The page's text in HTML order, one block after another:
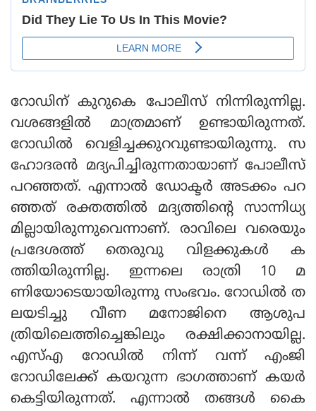
റോഡിന് കുറുകെ പോലീസ് നിന്നിരുന്നില്ല.
വശങ്ങളില്‍ മാത്രമാണ് ഉണ്ടായിരുന്നത്.
റോഡില്‍ വെളിച്ചക്കുറവുണ്ടായിരുന്നു. സ
ഹോദരന്‍ മദ്യപിച്ചിരുന്നതായാണ് പോലീസ്
പറഞ്ഞത്. എന്നാല്‍ ഡോക്ടര്‍ അടക്കം പറ
ഞ്ഞത് രക്തത്തില്‍ മദ്യത്തിന്റെ സാന്നിധ്യ
മില്ലായിരുന്നുവെന്നാണ്. രാവിലെ വരെയും
പ്രദേശത്ത് തെരുവു വിളക്കുകള്‍ ക
ത്തിയിരുന്നില്ല. ഇന്നലെ രാത്രി 10 മ
ണിയോടെയായിരുന്നു സംഭവം. റോഡില്‍ ത
ലയടിച്ചു വീണ മനോജിനെ ആശുപ
ത്രിയിലെത്തിച്ചെങ്കിലും രക്ഷിക്കാനായില്ല.
എസ്എ റോഡില്‍ നിന്ന് വന്ന് എംജി
റോഡിലേക്ക് കയറുന്ന ഭാഗത്താണ് കയര്‍
കെട്ടിയിരുന്നത്. എന്നാല്‍ തങ്ങള്‍ കൈ